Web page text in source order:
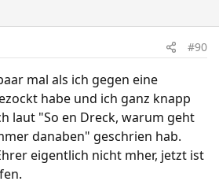
#90
mal als ich gegen eine
habe und ich ganz knapp
laut "So en Dreck, warum geht
danaben" geschrien hab.
eigentlich nicht mher, jetzt ist